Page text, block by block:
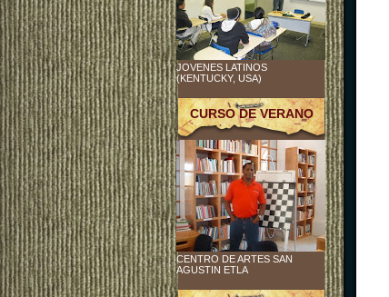
JOVENES LATINOS
(KENTUCKY, USA)
CURSO DE VERANO
CENTRO DE ARTES SAN
AGUSTIN ETLA